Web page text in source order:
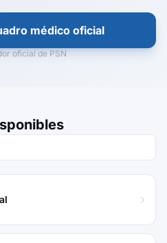
médico oficial
oficial de PSN